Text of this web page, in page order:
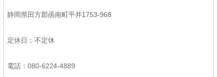
静岡県田方郡函南町平井1753-968
定休日：不定休
電話：080-6224-4889